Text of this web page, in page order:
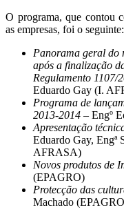
O programa, que contou
as empresas, foi o seguinte:
Panorama geral do
após a finalização
Regulamento 1107/
Eduardo Gay (I.
Programa de
2013-2014 – Engº
Apresentação
Eduardo Gay, Engª
AFRASA)
Novos produtos de
(EPAGRO)
Protecção das
Machado